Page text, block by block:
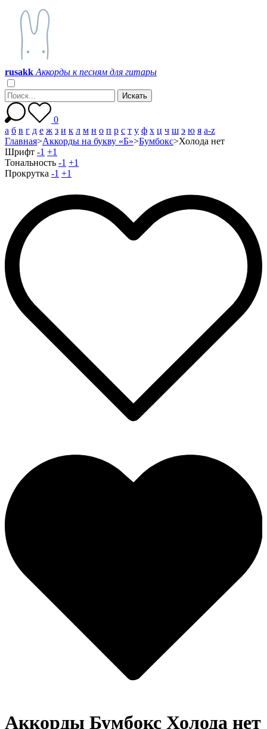
rusakk Аккорды к песням для гитары
0
а б в г д е ж з и к л м н о п р с т у ф х ц ч ш э ю я a-z
Главная>Аккорды на букву «Б»>Бумбокс>Холода нет
Шрифт -1 +1
Тональность -1 +1
Прокрутка -1 +1
Аккорды Бумбокс Холода нет